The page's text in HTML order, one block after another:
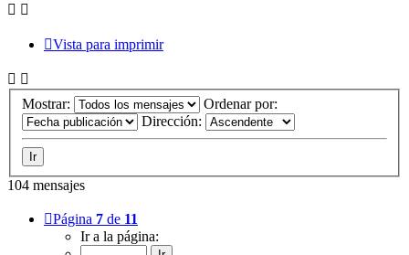
Vista para imprimir
Mostrar:
Ordenar por:
Dirección:
104 mensajes
Página 7 de 11
Ir a la página: